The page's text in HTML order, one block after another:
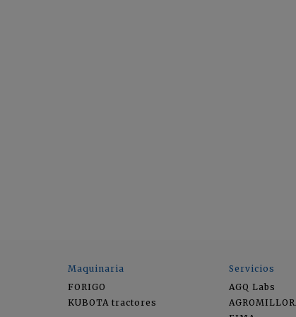
Maquinaria
FORIGO
KUBOTA tractores
Servicios
AGQ Labs